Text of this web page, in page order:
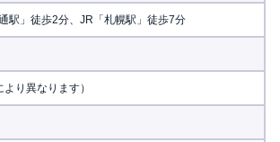
駅」徒歩2分、JR「札幌駅」徒歩7分
り異なります）